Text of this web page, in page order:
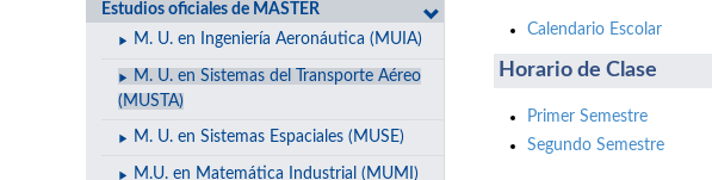
Estudios oficiales de MÁSTER
M. U. en Ingeniería Aeronáutica (MUIA)
M. U. en Sistemas del Transporte Aéreo
(MUSTA)
M. U. en Sistemas Espaciales (MUSE)
M.U. en Matemática Industrial (MUMI)
Calendario Escolar
Horario de Clase
Primer Semestre
Segundo Semestre